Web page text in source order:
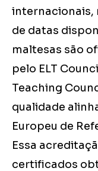
internacionais,
de datas
maltesas são
pelo ELT
Teaching
qualidade
Europeu de
Essa
certificados